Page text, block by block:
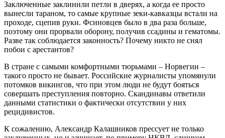
Заключенные заклинили петли в дверях, а когда ее просто
вынесли тараном, то самые крупные зеки-кавказцы встали на
проходе, сцепив руки. Фсиновцев было в два раза больше,
поэтому они прорвали оборону, получив ссадины и гематомы.
Разве так соблюдается законность? Почему никто не снял
побои с арестантов?
В стране с самыми комфортными тюрьмами – Норвегии –
такого просто не бывает. Российские журналисты упомянули
потомков викингов, что при этом люди не будут бояться
совершать преступления повторно. Скандинавы ответили
данными статистики о фактически отсутствии у них
рецидивистов.
К сожалению, Александр Калашников прессует не только